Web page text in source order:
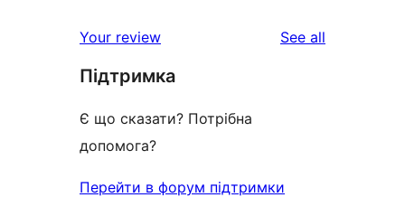
reviews
star
reviews
Your review See all
Підтримка
Є що сказати? Потрібна
допомога?
Перейти в форум підтримки